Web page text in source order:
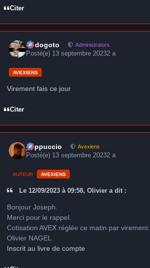
Citer
frédogoto Administrators
Posté(e) 13 septembre 20232 a
AVEXIENS
Virement fais ce jour
Citer
peppuccio Avexiens
Posté(e) 13 septembre 20232 a
AUTEUR AVEXIENS
Le 12/09/2023 à 09:58, Olivier a dit :
Bonjour Joseph.
Merci pour le rappel.
Cotisation AVEX réglée ce matin par virement.
Olivier NAGEL
Inscrit au livre de compte